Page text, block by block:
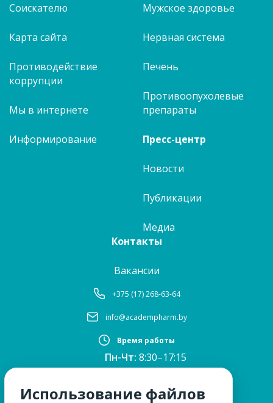
Соискателю
Карта сайта
Противодействие
коррупции
Мы в интернете
Информирование
Мужское здоровье
Нервная система
Печень
Противоопухолевые
препараты
Пресс-центр
Новости
Публикации
Медиа
Контакты
Вакансии
+375 (17) 268-63-64
info@academpharm.by
Время работы
Пн-Чт: 8:30–17:15
ПТ:8:30–16:00
12:30–13:00
Сб, Вс:выходные
Использование файлов